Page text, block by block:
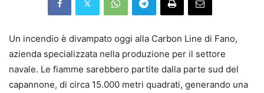
Un incendio è divampato oggi alla Carbon Line di Fano,
azienda specializzata nella produzione per il settore
navale. Le fiamme sarebbero partite dalla parte sud del
capannone, di circa 15.000 metri quadrati, generando una